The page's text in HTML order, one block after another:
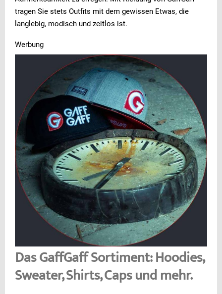
tragen Sie stets Outfits mit dem gewissen Etwas, die
langlebig, modisch und zeitlos ist.
Werbung
Das GaffGaff Sortiment: Hoodies,
Sweater, Shirts, Caps und mehr.